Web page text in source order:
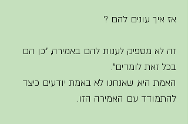
אז איך עונים להם ?
זה לא מספיק לענות להם באמירה, "כן הם
בכל זאת לומדים".
האמת היא, שאנחנו לא באמת יודעים כיצד
להתמודד עם האמירה הזו.